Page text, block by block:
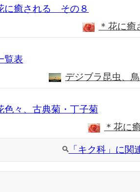
に癒される その８
＊花に癒
覧表
デジブラ昆虫、
色々、古典菊・丁子菊
＊花に
「キク科」に